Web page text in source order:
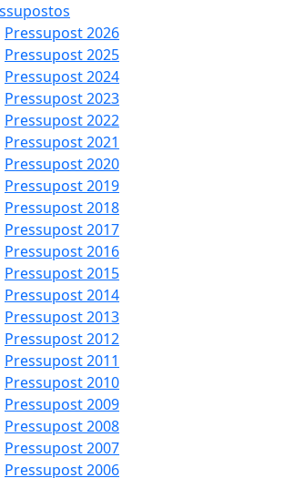
Pressupost 2026
Pressupost 2025
Pressupost 2024
Pressupost 2023
Pressupost 2022
Pressupost 2021
Pressupost 2020
Pressupost 2019
Pressupost 2018
Pressupost 2017
Pressupost 2016
Pressupost 2015
Pressupost 2014
Pressupost 2013
Pressupost 2012
Pressupost 2011
Pressupost 2010
Pressupost 2009
Pressupost 2008
Pressupost 2007
Pressupost 2006